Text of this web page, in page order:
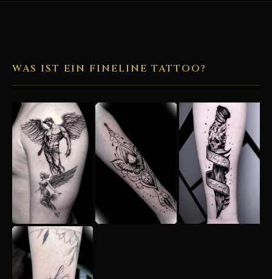
WAS IST EIN FINELINE TATTOO?